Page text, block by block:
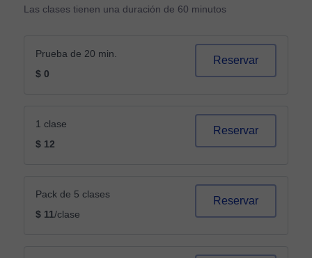
Las clases tienen una duración de 60 minutos
Prueba de 20 min.
$ 0
Reservar
1 clase
$ 12
Reservar
Pack de 5 clases
$ 11/clase
Reservar